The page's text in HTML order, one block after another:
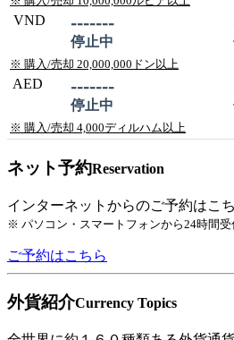
VND -------
停止中
※ 購入/売却 20,000,000ドン以上
AED -------
停止中
※ 購入/売却 4,000ディルハム以上
ネット予約Reservation
インターネットからのご予約はこ
※ パソコン・スマートフォンから24時間受
ご予約はこちら
外貨紹介Currency Topics